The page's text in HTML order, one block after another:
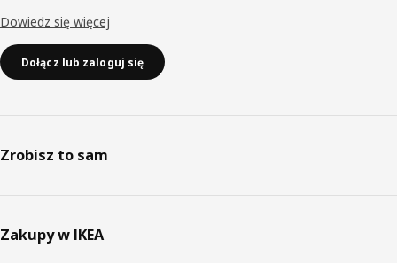
Dowiedz się więcej
Dołącz lub zaloguj się
Zrobisz to sam
Zakupy w IKEA